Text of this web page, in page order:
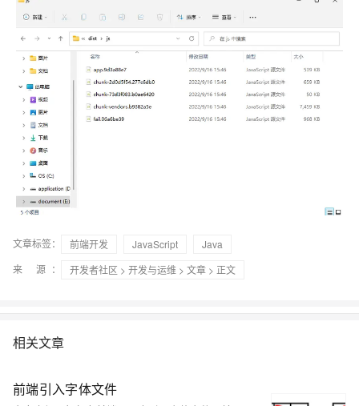
文章标签： 前端开发 JavaScript
Java
来 源：
开发者社区 > 开发与运维 > 文章 > 正文
相关文章
前端引入字体文件